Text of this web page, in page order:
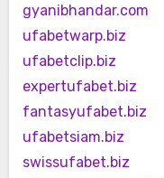
gyanibhandar.com
ufabetwarp.biz
ufabetclip.biz
expertufabet.biz
fantasyufabet.biz
ufabetsiam.biz
swissufabet.biz